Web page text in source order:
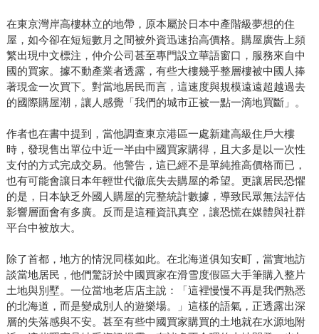
在東京灣岸高樓林立的地帶，原本屬於日本中產階級夢想的住
屋，如今卻在短短數月之間被外資迅速抬高價格。購屋廣告上頻
繁出現中文標注，仲介公司甚至專門設立華語窗口，服務來自中
國的買家。據不動產業者透露，有些大樓幾乎整層樓被中國人捧
著現金一次買下。對當地居民而言，這速度與規模遠遠超越過去
的國際購屋潮，讓人感覺「我們的城市正被一點一滴地買斷」。
作者也在書中提到，當他調查東京港區一處新建高級住戶大樓
時，發現售出單位中近一半由中國買家購得，且大多是以一次性
支付的方式完成交易。他警告，這已經不是單純推高價格而已，
也有可能會讓日本年輕世代徹底失去購屋的希望。更讓居民恐懼
的是，日本缺乏外國人購屋的完整統計數據，導致民眾無法評估
影響層面會有多廣。反而是這種資訊真空，讓恐慌在媒體與社群
平台中被放大。
除了首都，地方的情況同樣如此。在北海道俱知安町，當實地訪
談當地居民，他們驚訝於中國買家在滑雪度假區大手筆購入整片
土地與別墅。一位當地老店店主說：「這裡慢慢不再是我們熟悉
的北海道，而是變成別人的遊樂場。」這樣的語氣，正透露出深
層的失落感與不安。甚至有些中國買家購買的土地就在水源地附